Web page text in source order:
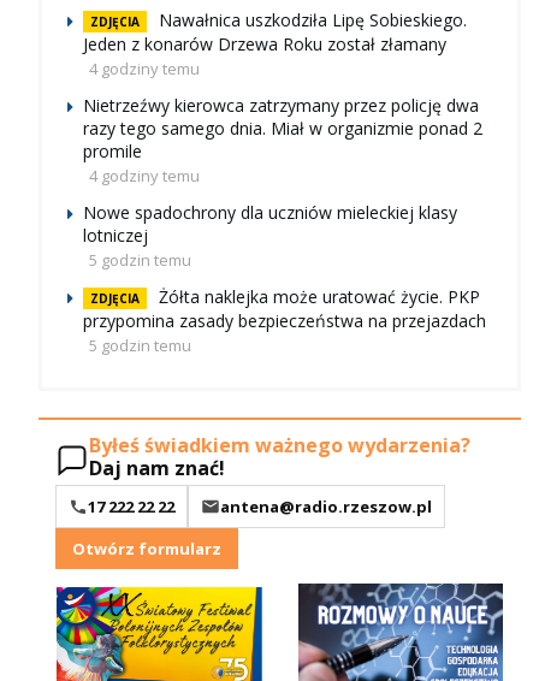
ZDJĘCIA
Nawałnica uszkodziła Lipę Sobieskiego.
Jeden z konarów Drzewa Roku został złamany
4 godziny temu
Nietrzeźwy kierowca zatrzymany przez policję dwa
razy tego samego dnia. Miał w organizmie ponad 2
promile
4 godziny temu
Nowe spadochrony dla uczniów mieleckiej klasy
lotniczej
5 godzin temu
ZDJĘCIA
Żółta naklejka może uratować życie. PKP
przypomina zasady bezpieczeństwa na przejazdach
5 godzin temu
Byłeś świadkiem ważnego wydarzenia?
Daj nam znać!
17 222 22 22
antena@radio.rzeszow.pl
Otwórz formularz